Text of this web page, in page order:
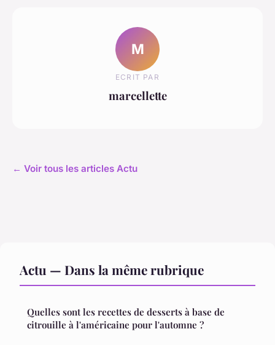
M
ECRIT PAR
marcellette
← Voir tous les articles Actu
Actu — Dans la même rubrique
Quelles sont les recettes de desserts à base de
citrouille à l'américaine pour l'automne ?